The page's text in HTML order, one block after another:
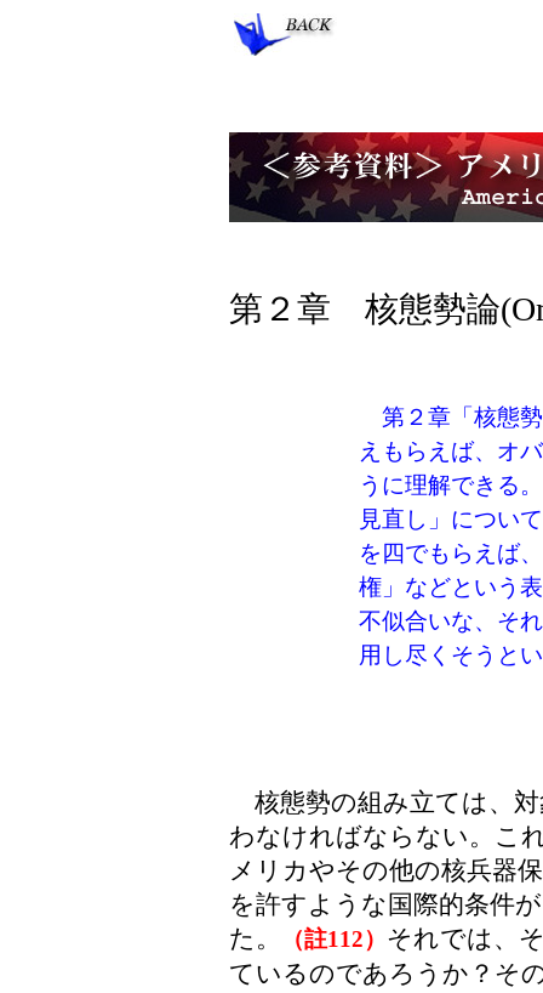
第２章 核態勢論(On
第２章「核態
えもらえば、オ
うに理解できる
見直し」につい
を四でもらえば
権」などという
不似合いな、そ
用し尽くそうと
核態勢の組み立ては、
わなければならない。こ
メリカやその他の核兵器
を許すような国際的条件
た。
（註112） それでは、
ているのであろうか？そ